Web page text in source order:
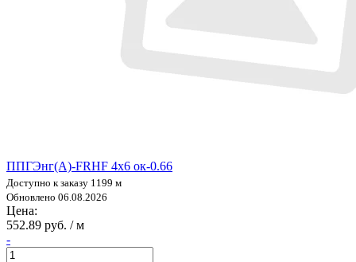
ППГЭнг(А)-FRHF 4х6 ок-0.66
Доступно к заказу 1199 м
Обновлено 06.08.2026
Цена:
552.89 руб. / м
-